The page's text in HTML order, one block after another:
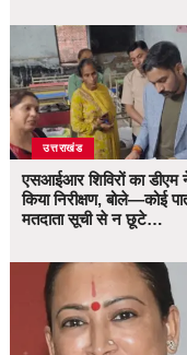
उत्तराखंड
एसआईआर शिविरों का डीएम
किया निरीक्षण, बोले—कोई
मतदाता सूची से न छूटे…